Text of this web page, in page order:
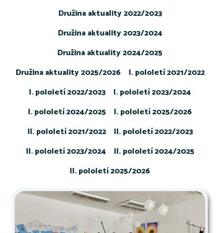
Družina aktuality 2022/2023
Družina aktuality 2023/2024
Družina aktuality 2024/2025
Družina aktuality 2025/2026
I. pololetí 2021/2022
I. pololetí 2022/2023
I. pololetí 2023/2024
I. pololetí 2024/2025
I. pololetí 2025/2026
II. pololetí 2021/2022
II. pololetí 2022/2023
II. pololetí 2023/2024
II. pololetí 2024/2025
II. pololetí 2025/2026